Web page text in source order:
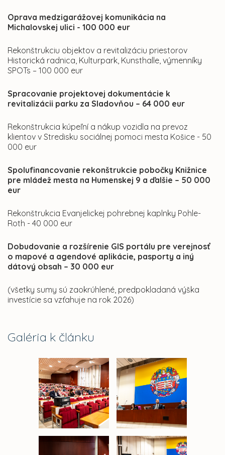
Galéria k článku
Oprava medzigarážovej komunikácia na
Michalovskej ulici - 100 000 eur
Rekonštrukciu objektov a revitalizáciu priestorov
Historická radnica, Kulturpark, Kunsthalle, výmenníky
SPOTs – 100 000 eur
Spracovanie projektovej dokumentácie k
revitalizácii parku za Sladovňou – 64 000 eur
Rekonštrukcia kúpeľní a nákup vozidla na prevoz
klientov v Stredisku sociálnej pomoci mesta Košice - 50
000 eur
Spolufinancovanie rekonštrukcie pobočky Knižnice
pre mládež mesta na Humenskej 9 a ďalšie – 50 000
eur
Rekonštrukcia Evanjelickej pohrebnej kaplnky Pohle-
Roth - 40 000 eur
Dobudovanie a rozšírenie GIS portálu pre verejnosť
o mapové a agendové aplikácie, pasporty a iný
dátový obsah – 30 000 eur
(všetky sumy sú zaokrúhlené, predpokladaná výška
investície sa vzťahuje na rok 2026)